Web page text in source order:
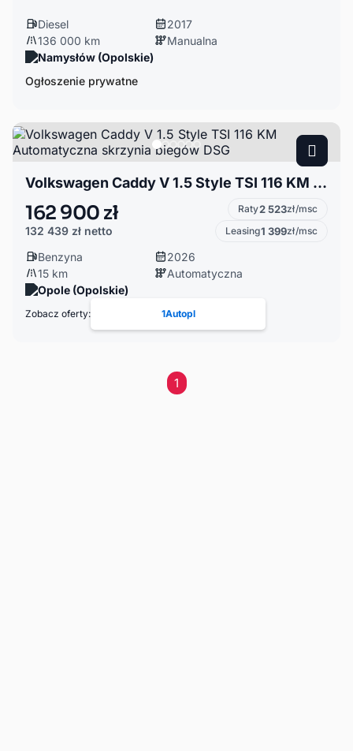
Diesel
2017
136 000 km
Manualna
Namysłów (Opolskie)
Ogłoszenie prywatne
Volkswagen Caddy V 1.5 Style TSI 116 KM Automatyczna skrzynia biegów DSG
162 900 zł
132 439 zł netto
Raty2 523zł/msc
Leasing1 399zł/msc
Benzyna
2026
15 km
Automatyczna
Opole (Opolskie)
Zobacz oferty: 1Autopl
1